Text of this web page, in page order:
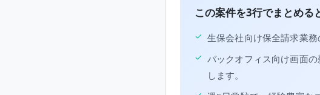
この案件を3行でまとめる
✓ 生保会社向け保全請求業務
✓ バックオフィス向け画面
します。